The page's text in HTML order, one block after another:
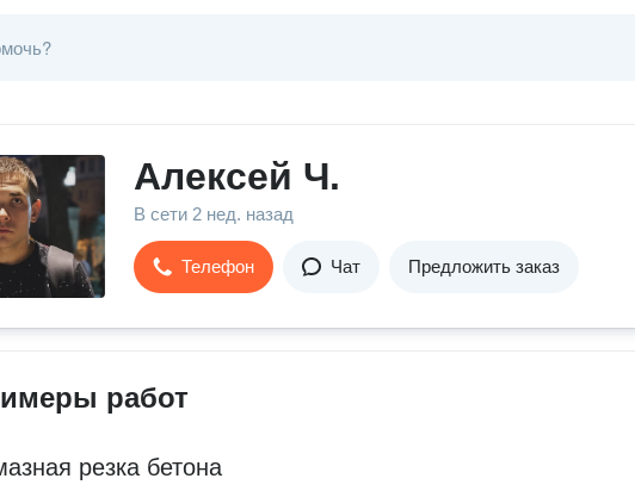
Алексей Ч.
В сети 2 нед. назад
Телефон Чат Предложить заказ
работ
резка бетона